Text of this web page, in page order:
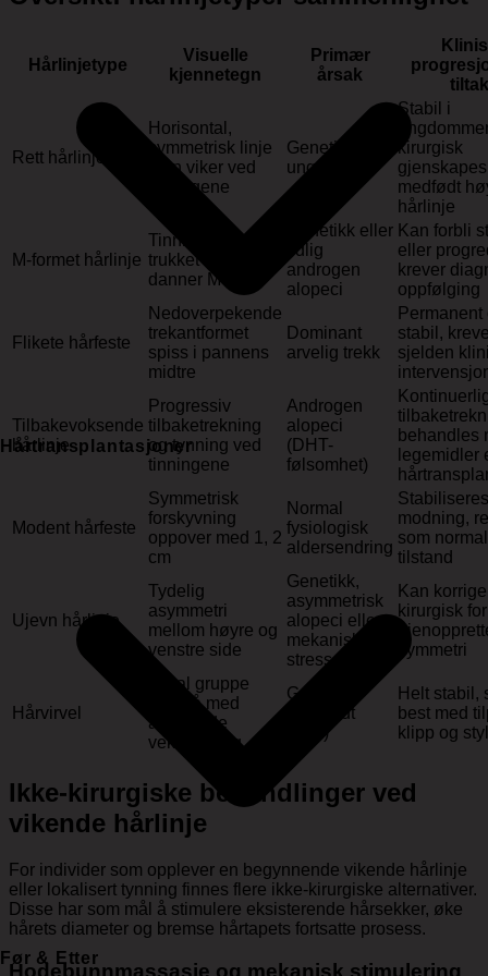
Hårtransplantasjoner
Før & Etter
Hårlinjetype
Visuelle
kjennetegn
Primær
årsak
tiltak
Rett hårlinje
Horisontal,
symmetrisk linje
uten viker ved
tinningene
Genetikk,
ungdom
Stabil i
kirurgisk
medfødt
hårlinje
M-formet hårlinje
Tinningene
trukket tilbake og
danner M-form
Genetikk eller
tidlig
androgen
alopeci
Kan forbli
eller
krever
oppfølging
Flikete hårfeste
Nedoverpekende
trekantformet
spiss i pannens
midtre
Dominant
arvelig trekk
Permanent
stabil,
sjelden
Tilbakevoksende
hårlinje
Progressiv
tilbaketrekning
og tynning ved
tinningene
Androgen
alopeci
(DHT-
følsomhet)
behandles
legemidler
Modent hårfeste
Symmetrisk
forskyvning
oppover med 1, 2
cm
Normal
fysiologisk
aldersendring
modning,
som normal
tilstand
Ujevn hårlinje
Tydelig
asymmetri
mellom høyre og
venstre side
Genetikk,
asymmetrisk
alopeci eller
mekanisk
stress
Kan
kirurgisk
symmetri
Hårvirvel
Lokal gruppe
hårstrå med
avvikende
vekstretning
Genetikk
(medfødt
trekk)
Helt stabil,
best med
klipp og
Ikke-kirurgiske behandlinger ved
vikende hårlinje
For individer som opplever en begynnende vikende hårlinje
eller lokalisert tynning finnes flere ikke-kirurgiske alternativer.
Disse har som mål å stimulere eksisterende hårsekker, øke
hårets diameter og bremse hårtapets fortsatte prosess.
Hodebunnmassasje og mekanisk stimulering